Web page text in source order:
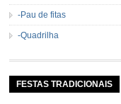
-Pau de fitas
-Quadrilha
FESTAS TRADICIONAIS